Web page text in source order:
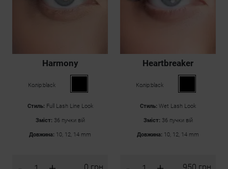
Harmony
Колір:black
Стиль: Full Lash Line Look
Зміст: 36 пучки вій
Довжина: 10, 12, 14 mm
Heartbreaker
Колір:black
Стиль: Wet Lash Look
Зміст: 36 пучки вій
Довжина: 10, 12, 14 mm